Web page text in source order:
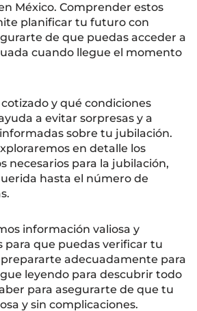
México. Comprender estos
planificar tu futuro con
de que puedas acceder a
cuando llegue el momento
y qué condiciones
a evitar sorpresas y a
sobre tu jubilación.
en detalle los
necesarios para la jubilación,
hasta el número de
información valiosa y
para que puedas verificar tu
adecuadamente para
leyendo para descubrir todo
para asegurarte de que tu
y sin complicaciones.